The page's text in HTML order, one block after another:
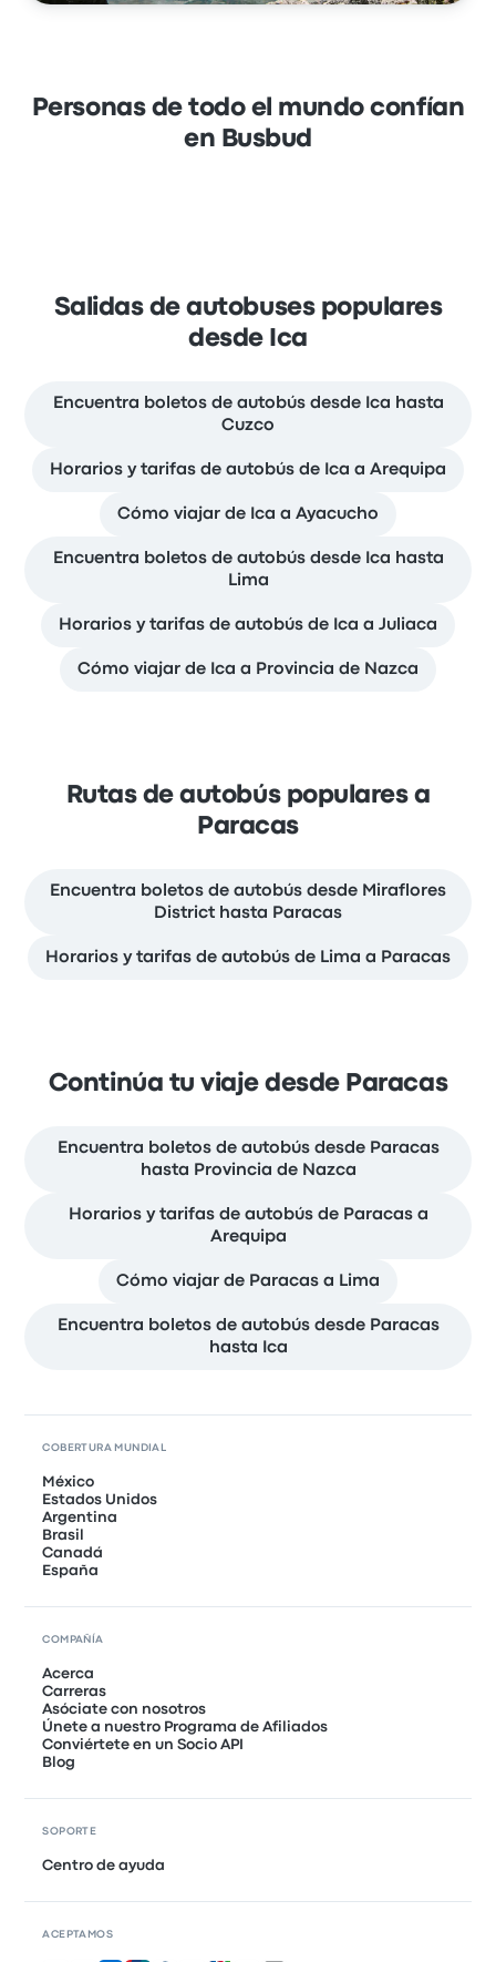
Personas de todo el mundo confían
en Busbud
Salidas de autobuses populares
desde Ica
Encuentra boletos de autobús desde Ica hasta
Cuzco
Horarios y tarifas de autobús de Ica a Arequipa
Cómo viajar de Ica a Ayacucho
Encuentra boletos de autobús desde Ica hasta
Lima
Horarios y tarifas de autobús de Ica a Juliaca
Cómo viajar de Ica a Provincia de Nazca
Rutas de autobús populares a
Paracas
Encuentra boletos de autobús desde Miraflores
District hasta Paracas
Horarios y tarifas de autobús de Lima a Paracas
Continúa tu viaje desde Paracas
Encuentra boletos de autobús desde Paracas
hasta Provincia de Nazca
Horarios y tarifas de autobús de Paracas a
Arequipa
Cómo viajar de Paracas a Lima
Encuentra boletos de autobús desde Paracas
hasta Ica
COBERTURA MUNDIAL
México
Estados Unidos
Argentina
Brasil
Canadá
España
COMPAÑÍA
Acerca
Carreras
Asóciate con nosotros
Únete a nuestro Programa de Afiliados
Conviértete en un Socio API
Blog
SOPORTE
Centro de ayuda
ACEPTAMOS